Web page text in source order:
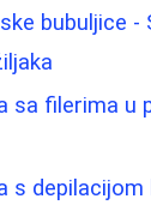
bubuljice -
sa filerima u
s